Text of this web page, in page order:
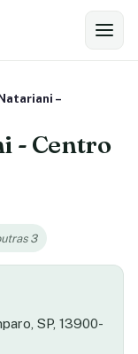
–
- Centro
3
SP, 13900-